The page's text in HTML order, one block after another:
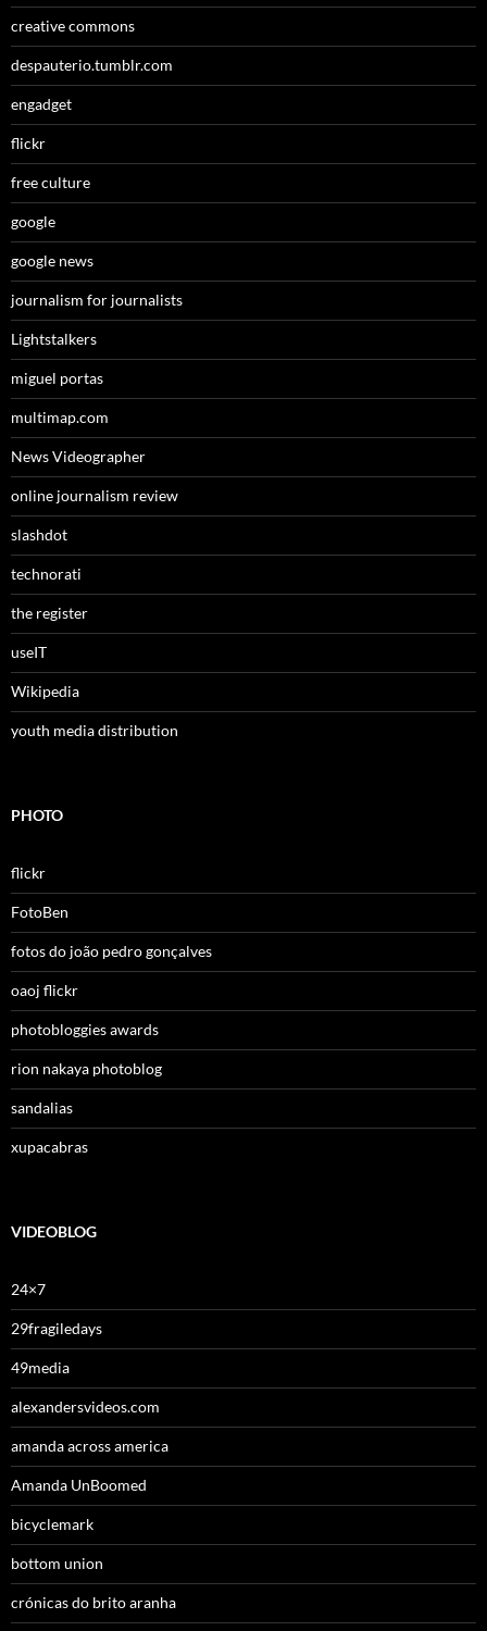
creative commons
despauterio.tumblr.com
engadget
flickr
free culture
google
google news
journalism for journalists
Lightstalkers
miguel portas
multimap.com
News Videographer
online journalism review
slashdot
technorati
the register
useIT
Wikipedia
youth media distribution
PHOTO
flickr
FotoBen
fotos do joão pedro gonçalves
oaoj flickr
photobloggies awards
rion nakaya photoblog
sandalias
xupacabras
VIDEOBLOG
24×7
29fragiledays
49media
alexandersvideos.com
amanda across america
Amanda UnBoomed
bicyclemark
bottom union
crónicas do brito aranha